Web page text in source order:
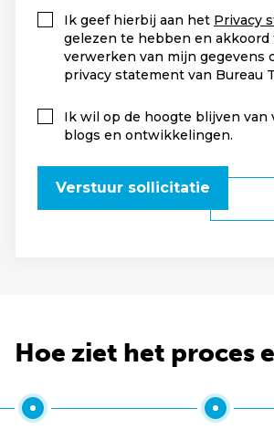
Ik geef hierbij aan het Privacy
gelezen te hebben en
verwerken van mijn gegevens
privacy statement van Bureau
Ik wil op de hoogte blijven van
blogs en ontwikkelingen.
Verstuur sollicitatie
Hoe ziet het proces